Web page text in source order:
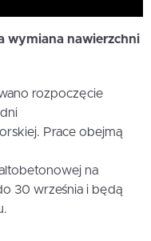
wymiana nawierzchni
rozpoczęcie
Prace obejmą
na
30 września i będą